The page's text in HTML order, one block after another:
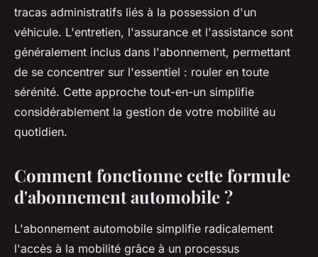
tracas administratifs liés à la possession d'un
véhicule. L'entretien, l'assurance et l'assistance sont
généralement inclus dans l'abonnement, permettant
de se concentrer sur l'essentiel : rouler en toute
sérénité. Cette approche tout-en-un simplifie
considérablement la gestion de votre mobilité au
quotidien.
Comment fonctionne cette formule
d'abonnement automobile ?
L'abonnement automobile simplifie radicalement
l'accès à la mobilité grâce à un processus